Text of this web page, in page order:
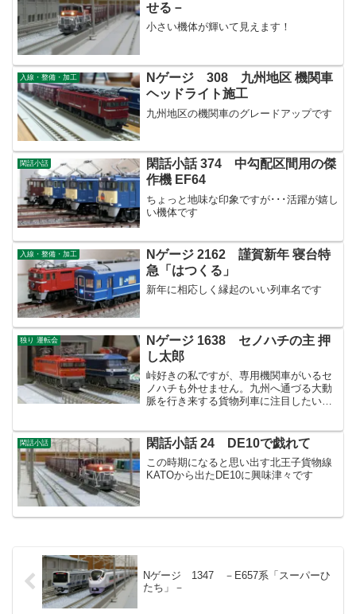
せる－
小さい機体が輝いて見えます！
入線・整備・加工
Nゲージ 308 九州地区 機関車
ヘッドライト施工
九州地区の機関車のグレードアップです
閑話小話
閑話小話 374 中勾配区間用の傑
作機 EF64
ちょっと地味な印象ですが･･･活躍が嬉し
い機体です
入線・整備・加工
Nゲージ 2162 謹賀新年 寝台特
急「はつくる」
新年に相応しく縁起のいい列車名です
独り 運転会
Nゲージ 1638 セノハチの主 押
し太郎
峠好きの私ですが、専用機関車がいるセ
ノハチも外せません。九州へ通づる大動
脈を行き来する貨物列車に注目したいと
閑話小話 閑話小話 24 DE10で戯れて
この時期になると思い出す北王子貨物線
KATOから出たDE10に興味津々です
Nゲージ 1347 －E657系「スーパーひ
たち」－